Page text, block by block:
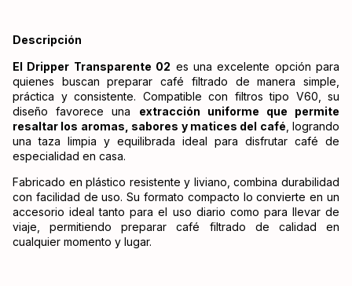
Descripción
El Dripper Transparente 02 es una excelente opción para
quienes buscan preparar café filtrado de manera simple,
práctica y consistente. Compatible con filtros tipo V60, su
diseño favorece una extracción uniforme que permite
resaltar los aromas, sabores y matices del café , logrando
una taza limpia y equilibrada ideal para disfrutar café de
especialidad en casa.
Fabricado en plástico resistente y liviano, combina durabilidad
con facilidad de uso. Su formato compacto lo convierte en un
accesorio ideal tanto para el uso diario como para llevar de
viaje, permitiendo preparar café filtrado de calidad en
cualquier momento y lugar.